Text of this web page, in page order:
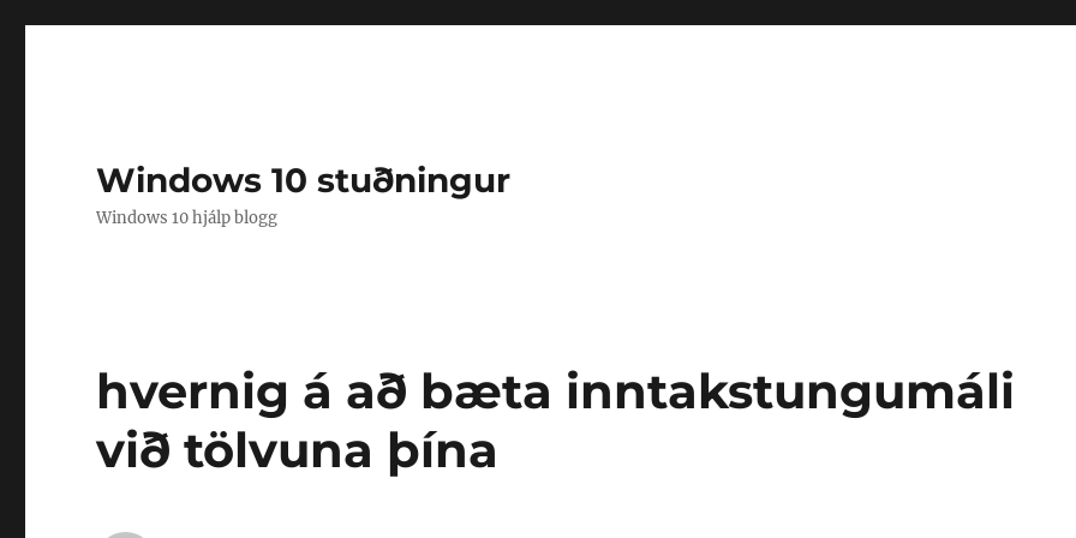
Windows 10 stuðningur
Windows 10 hjálp blogg
hvernig á að bæta inntakstungumáli
við tölvuna þína